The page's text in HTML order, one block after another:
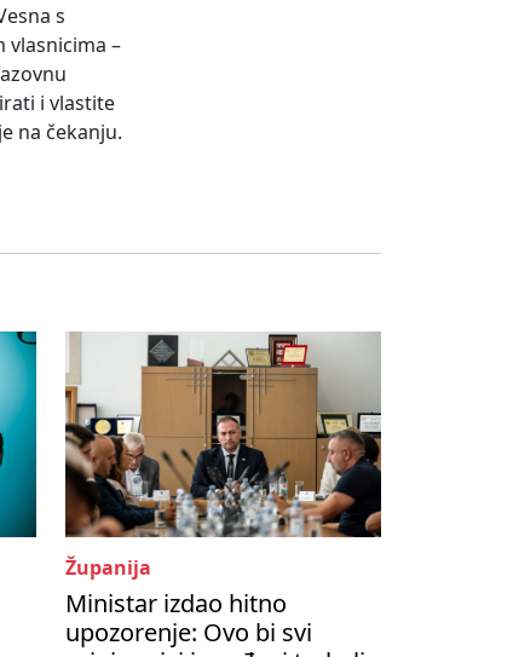
s
vlasnicima –
i vlastite
na čekanju.
Županija
Ministar izdao hitno
upozorenje: Ovo bi svi